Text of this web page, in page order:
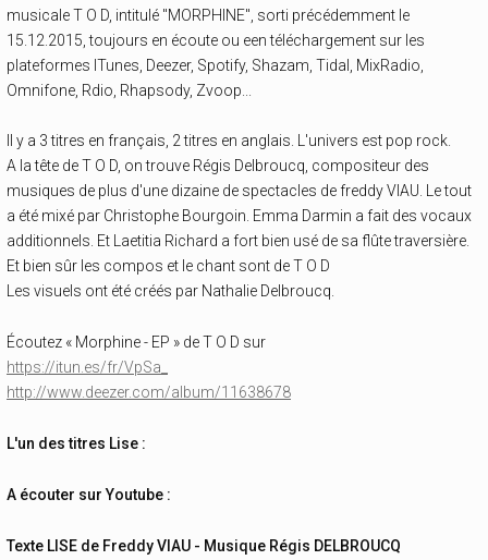
musicale T O D, intitulé "MORPHINE", sorti précédemment le
15.12.2015, toujours en écoute ou een téléchargement sur les
plateformes ITunes, Deezer, Spotify, Shazam, Tidal, MixRadio,
Omnifone, Rdio, Rhapsody, Zvoop...
Il y a 3 titres en français, 2 titres en anglais. L'univers est pop rock.
A la tête de T O D, on trouve Régis Delbroucq, compositeur des
musiques de plus d'une dizaine de spectacles de freddy VIAU. Le tout
a été mixé par Christophe Bourgoin. Emma Darmin a fait des vocaux
additionnels. Et Laetitia Richard a fort bien usé de sa flûte traversière.
Et bien sûr les compos et le chant sont de T O D
Les visuels ont été créés par Nathalie Delbroucq.
Écoutez « Morphine - EP » de T O D sur
https://itun.es/fr/VpSa_
http://www.deezer.com/album/11638678
L'un des titres Lise :
A écouter sur Youtube :
Texte LISE de Freddy VIAU - Musique Régis DELBROUCQ